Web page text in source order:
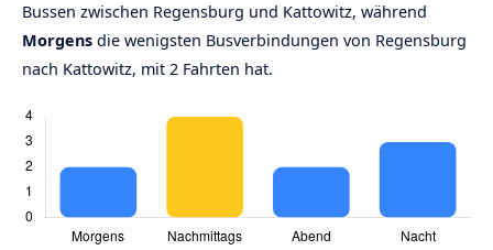
Bussen zwischen Regensburg und Kattowitz, während
Morgens die wenigsten Busverbindungen von Regensburg
nach Kattowitz, mit 2 Fahrten hat.